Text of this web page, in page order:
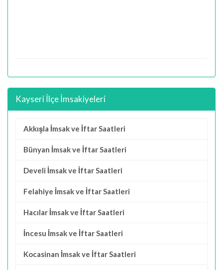
Kayseri İlçe İmsakiyeleri
Akkışla İmsak ve İftar Saatleri
Bünyan İmsak ve İftar Saatleri
Develi İmsak ve İftar Saatleri
Felahiye İmsak ve İftar Saatleri
Hacılar İmsak ve İftar Saatleri
İncesu İmsak ve İftar Saatleri
Kocasinan İmsak ve İftar Saatleri